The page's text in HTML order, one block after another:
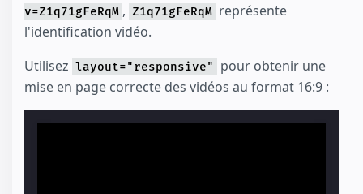
v=Z1q71gFeRqM , Z1q71gFeRqM représente
l'identification vidéo.
Utilisez layout="responsive"
pour obtenir une
mise en page correcte des vidéos au format 16:9 :